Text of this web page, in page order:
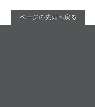
ページの先頭へ戻る